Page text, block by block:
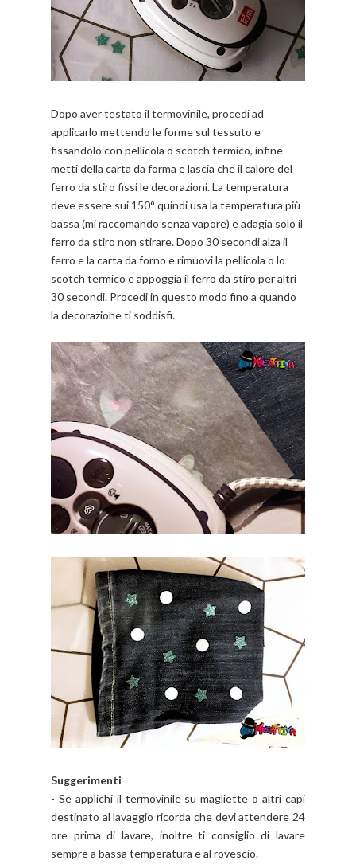
Dopo aver testato il termovinile, procedi ad
applicarlo mettendo le forme sul tessuto e
fissandolo con pellicola o scotch termico, infine
metti della carta da forma e lascia che il calore del
ferro da stiro fissi le decorazioni. La temperatura
deve essere sui 150° quindi usa la temperatura più
bassa (mi raccomando senza vapore) e adagia solo il
ferro da stiro non stirare. Dopo 30 secondi alza il
ferro e la carta da forno e rimuovi la pellicola o lo
scotch termico e appoggia il ferro da stiro per altri
30 secondi. Procedi in questo modo fino a quando
la decorazione ti soddisfi.
Suggerimenti
- Se applichi il termovinile su magliette o altri capi
destinato al lavaggio ricorda che devi attendere 24
ore prima di lavare, inoltre ti consiglio di lavare
sempre a bassa temperatura e al rovescio.